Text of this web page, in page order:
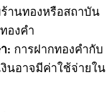
านทองหรือสถาบัน
องคำ
: การฝากทองคำกับ
นอาจมีค่าใช้จ่ายใน